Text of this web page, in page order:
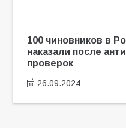
100 чиновников в
наказали после
проверок
26.09.2024